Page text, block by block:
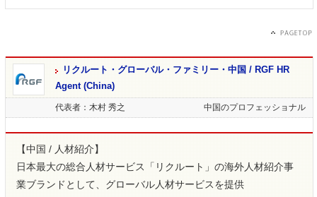
リクルート・グローバル・ファミリー・中国 / RGF HR
Agent (China)
中国のプロフェッショナル
代表者：木村 秀之
【中国 / 人材紹介】
日本最大の総合人材サービス「リクルート」の海外人材紹介事
業ブランドとして、グローバル人材サービスを提供